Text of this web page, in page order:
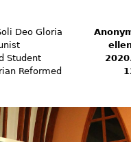
Deo Gloria
Student
Reformed